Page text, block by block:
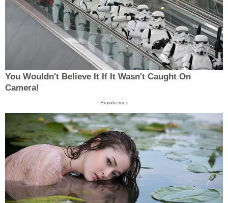
You Wouldn't Believe It If It Wasn't Caught On
Camera!
Brainberries